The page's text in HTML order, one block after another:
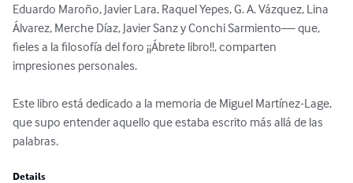
Eduardo Maroño, Javier Lara, Raquel Yepes, G. A. Vázquez, Lina
Álvarez, Merche Díaz, Javier Sanz y Conchi Sarmiento— que,
fieles a la filosofía del foro ¡¡Ábrete libro!!, comparten
impresiones personales.
Este libro está dedicado a la memoria de Miguel Martínez-Lage,
que supo entender aquello que estaba escrito más allá de las
palabras.
Details